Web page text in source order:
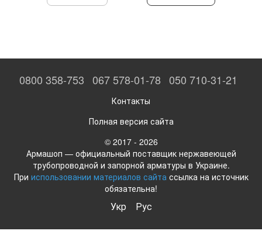
0800 358-753 067 578-01-78 050 710-31-21
Контакты
Полная версия сайта
© 2017 - 2026
Армашоп — официальный поставщик нержавеющей
трубопроводной и запорной арматуры в Украине.
При использовании материалов сайтассылка на источник
обязательна!
Укр Рус